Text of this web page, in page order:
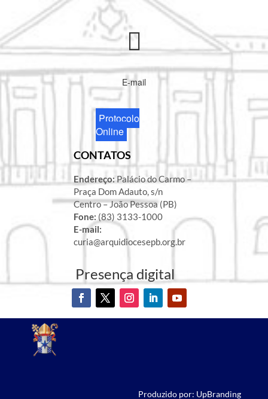
E-mail
Protocolo
Online
CONTATOS
Endereço:Palácio do Carmo –
Praça Dom Adauto, s/n
Centro – João Pessoa (PB)
Fone: (83) 3133-1000
E-mail:
curia@arquidiocesepb.org.br
Presença digital
Produzido por: UpBranding